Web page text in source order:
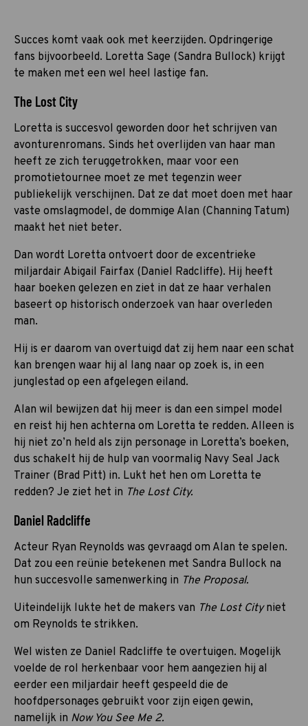
Succes komt vaak ook met keerzijden. Opdringerige
fans bijvoorbeeld. Loretta Sage (Sandra Bullock) krijgt
te maken met een wel heel lastige fan.
The Lost City
Loretta is succesvol geworden door het schrijven van
avonturenromans. Sinds het overlijden van haar man
heeft ze zich teruggetrokken, maar voor een
promotietournee moet ze met tegenzin weer
publiekelijk verschijnen. Dat ze dat moet doen met haar
vaste omslagmodel, de dommige Alan (Channing Tatum)
maakt het niet beter.
Dan wordt Loretta ontvoert door de excentrieke
miljardair Abigail Fairfax (Daniel Radcliffe). Hij heeft
haar boeken gelezen en ziet in dat ze haar verhalen
baseert op historisch onderzoek van haar overleden
man.
Hij is er daarom van overtuigd dat zij hem naar een schat
kan brengen waar hij al lang naar op zoek is, in een
junglestad op een afgelegen eiland.
Alan wil bewijzen dat hij meer is dan een simpel model
en reist hij hen achterna om Loretta te redden. Alleen is
hij niet zo’n held als zijn personage in Loretta’s boeken,
dus schakelt hij de hulp van voormalig Navy Seal Jack
Trainer (Brad Pitt) in. Lukt het hen om Loretta te
redden? Je ziet het in The Lost City.
Daniel Radcliffe
Acteur Ryan Reynolds was gevraagd om Alan te spelen.
Dat zou een reünie betekenen met Sandra Bullock na
hun succesvolle samenwerking in The Proposal.
Uiteindelijk lukte het de makers van The Lost Cityniet
om Reynolds te strikken.
Wel wisten ze Daniel Radcliffe te overtuigen. Mogelijk
voelde de rol herkenbaar voor hem aangezien hij al
eerder een miljardair heeft gespeeld die de
hoofdpersonages gebruikt voor zijn eigen gewin,
namelijk in Now You See Me 2.